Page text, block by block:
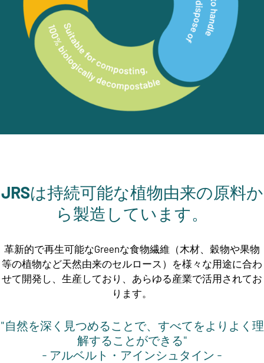
JRSは持続可能な植物由来の原料か
ら製造しています。
革新的で再生可能なGreenな食物繊維（木材、穀物や果物
等の植物など天然由来のセルロース）を様々な用途に合わ
せて開発し、生産しており、あらゆる産業で活用されてお
ります。
"自然を深く見つめることで、すべてをよりよく理
解することができる"
- アルベルト・アインシュタイン -